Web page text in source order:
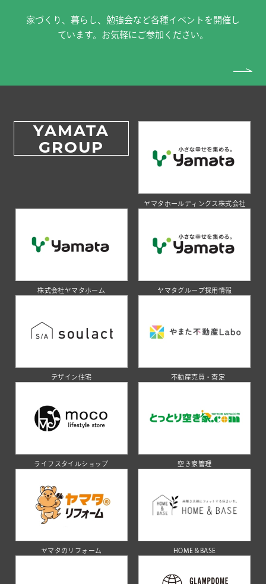
家づくり、暮らし、勉強会など各種イベントを開催し
ています。お気軽にご参加ください。
YAMATA
GROUP
ヤマタホールディングス株式会社
株式会社ヤマタホーム ヤマタグループ採用情報
デザイン住宅 不動産売買・査定
ライフスタイルショップ 空き家管理
ヤマタのリフォーム HOME＆BASE